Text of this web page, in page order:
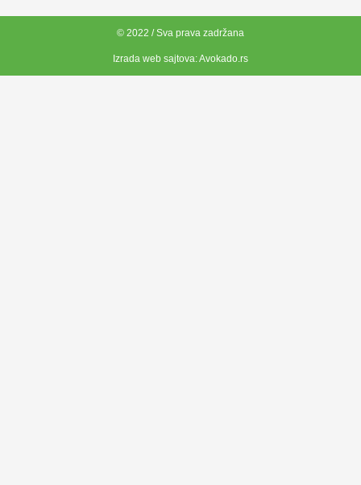
© 2022 / Sva prava zadržana
Izrada web sajtova:Avokado.rs